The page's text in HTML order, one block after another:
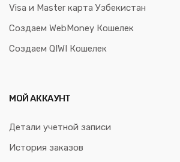
Visa и Master карта Узбекистан
Создаем WebMoney Кошелек
Создаем QIWI Кошелек
МОЙ АККАУНТ
Детали учетной записи
История заказов